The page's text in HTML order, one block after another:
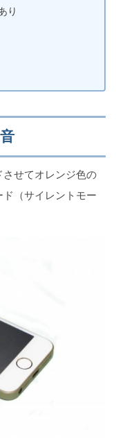
Safariで開く」か選ぶ
できない原因4選
歴を保存する方法（有
り
させてオレンジ色の
（サイレントモー